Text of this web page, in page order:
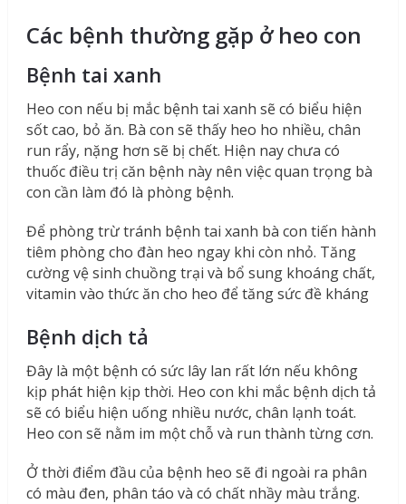
Các bệnh thường gặp ở heo con
Bệnh tai xanh
Heo con nếu bị mắc bệnh tai xanh sẽ có biểu hiện
sốt cao, bỏ ăn. Bà con sẽ thấy heo ho nhiều, chân
run rẩy, nặng hơn sẽ bị chết. Hiện nay chưa có
thuốc điều trị căn bệnh này nên việc quan trọng bà
con cần làm đó là phòng bệnh.
Để phòng trừ tránh bệnh tai xanh bà con tiến hành
tiêm phòng cho đàn heo ngay khi còn nhỏ. Tăng
cường vệ sinh chuồng trại và bổ sung khoáng chất,
vitamin vào thức ăn cho heo để tăng sức đề kháng
Bệnh dịch tả
Đây là một bệnh có sức lây lan rất lớn nếu không
kịp phát hiện kịp thời. Heo con khi mắc bệnh dịch tả
sẽ có biểu hiện uống nhiều nước, chân lạnh toát.
Heo con sẽ nằm im một chỗ và run thành từng cơn.
Ở thời điểm đầu của bệnh heo sẽ đi ngoài ra phân
có màu đen, phân táo và có chất nhầy màu trắng.